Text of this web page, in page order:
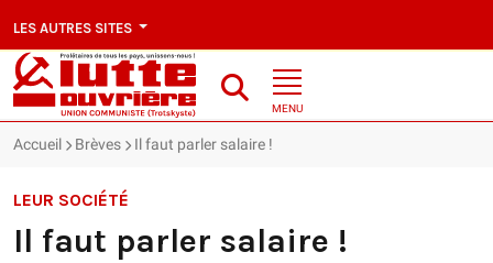
LES AUTRES SITES
MENU
Accueil Brèves Il faut parler salaire !
LEUR SOCIÉTÉ
Il faut parler salaire !